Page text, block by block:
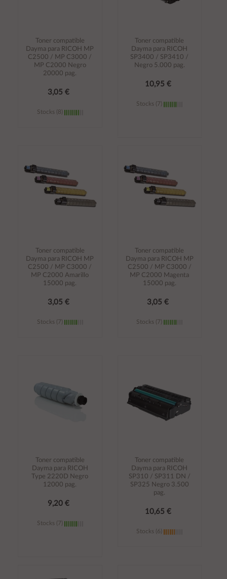
Toner compatible
Dayma para RICOH MP
C2500 / MP C3000 /
MP C2000 Negro
20000 pag.
3,05 €
Stocks (8)
Toner compatible
Dayma para RICOH
SP3400 / SP3410 /
Negro 5.000 pag.
10,95 €
Stocks (7)
Toner compatible
Dayma para RICOH MP
C2500 / MP C3000 /
MP C2000 Amarillo
15000 pag.
3,05 €
Stocks (7)
Toner compatible
Dayma para RICOH MP
C2500 / MP C3000 /
MP C2000 Magenta
15000 pag.
3,05 €
Stocks (7)
Toner compatible
Dayma para RICOH
Type 2220D Negro
12000 pag.
9,20 €
Stocks (7)
Toner compatible
Dayma para RICOH
SP310 / SP311 DN /
SP325 Negro 3.500
pag.
10,65 €
Stocks (6)